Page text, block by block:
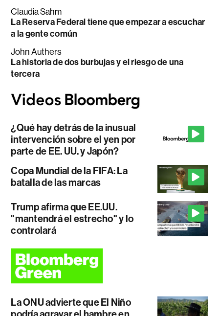
Claudia Sahm
La Reserva Federal tiene que empezar a escuchar
a la gente común
John Authers
La historia de dos burbujas y el riesgo de una
tercera
¿Qué hay detrás de la inusual
intervención sobre el yen por
parte de EE. UU. y Japón?
Copa Mundial de la FIFA: La
batalla de las marcas
Trump afirma que EE.UU.
"mantendrá el estrecho" y lo
controlará
La ONU advierte que El Niño